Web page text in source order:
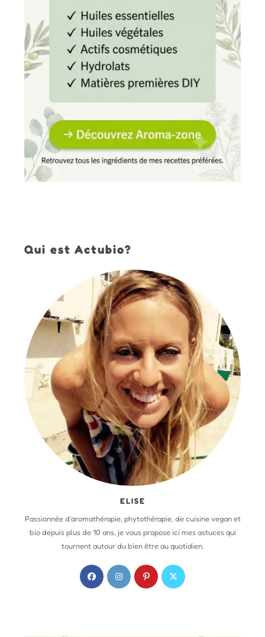
Qui est Actubio?
ELISE
Passionnée d'aromathérapie, phytothérapie, de cuisine vegan et
bio depuis plus de 10 ans, je vous propose ici mes astuces qui
tournent autour du bien être au quotidien.
S
S
S
S